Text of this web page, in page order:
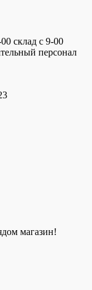
склад с 9-00
персонал
магазин!